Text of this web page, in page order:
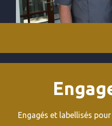
Engagés et labellisés